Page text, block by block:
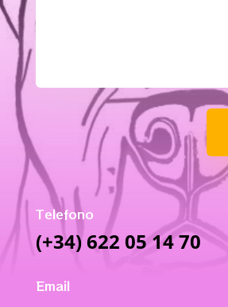
Telefono
(+34) 622 05 14 70
Email